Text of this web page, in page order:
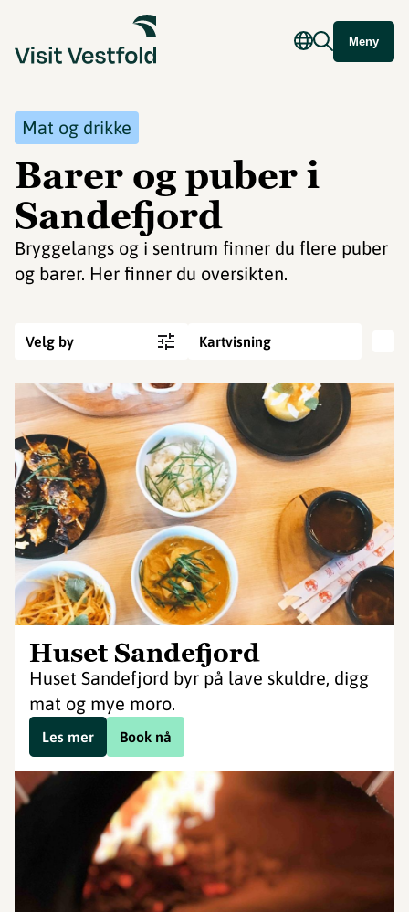
Meny
Mat og drikke
Barer og puber i
Sandefjord
Bryggelangs og i sentrum finner du flere puber
og barer. Her finner du oversikten.
Velg by Kartvisning
Huset Sandefjord
Huset Sandefjord byr på lave skuldre, digg
mat og mye moro.
Book nå
Les mer